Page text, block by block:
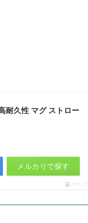
耐久性 マグ ストロー
メルカリで探す
ポチップ